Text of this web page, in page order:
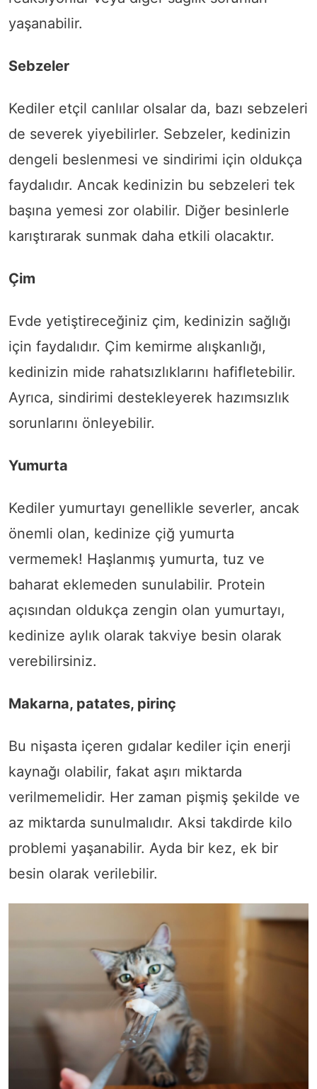
yaşanabilir.
Sebzeler
Kediler etçil canlılar olsalar da, bazı sebzeleri
de severek yiyebilirler. Sebzeler, kedinizin
dengeli beslenmesi ve sindirimi için oldukça
faydalıdır. Ancak kedinizin bu sebzeleri tek
başına yemesi zor olabilir. Diğer besinlerle
karıştırarak sunmak daha etkili olacaktır.
Çim
Evde yetiştireceğiniz çim, kedinizin sağlığı
için faydalıdır. Çim kemirme alışkanlığı,
kedinizin mide rahatsızlıklarını hafifletebilir.
Ayrıca, sindirimi destekleyerek hazımsızlık
sorunlarını önleyebilir.
Yumurta
Kediler yumurtayı genellikle severler, ancak
önemli olan, kedinize çiğ yumurta
vermemek! Haşlanmış yumurta, tuz ve
baharat eklemeden sunulabilir. Protein
açısından oldukça zengin olan yumurtayı,
kedinize aylık olarak takviye besin olarak
verebilirsiniz.
Makarna, patates, pirinç
Bu nişasta içeren gıdalar kediler için enerji
kaynağı olabilir, fakat aşırı miktarda
verilmemelidir. Her zaman pişmiş şekilde ve
az miktarda sunulmalıdır. Aksi takdirde kilo
problemi yaşanabilir. Ayda bir kez, ek bir
besin olarak verilebilir.